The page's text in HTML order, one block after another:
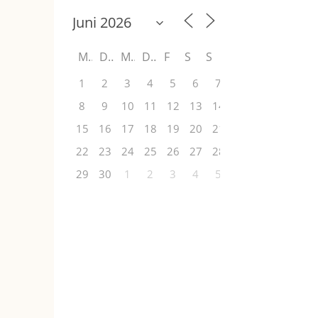
M D M D F S S
1 2 3 4 5 6
7
8
9 10 11 12 13
14
15
16 17 18 19 20
21
22
23 24 25 26 27
28
29
30 1 2 3 4 5